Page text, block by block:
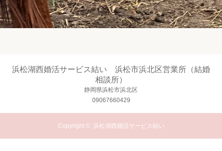
浜松湖西婚活サービス結い 浜松市浜北区営業所（結婚
相談所）
静岡県浜松市浜北区
09067660429
Copyright © 浜松湖西婚活サービス結い